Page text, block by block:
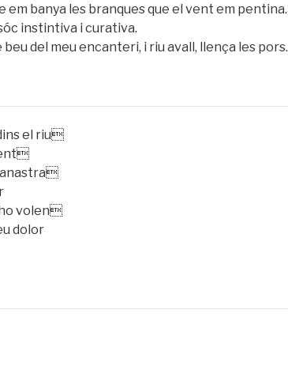
em banya les branques que el vent em pentina.
instintiva i curativa.
del meu encanteri, i riu avall, llença les pors.
el riu
ho volen
dolor